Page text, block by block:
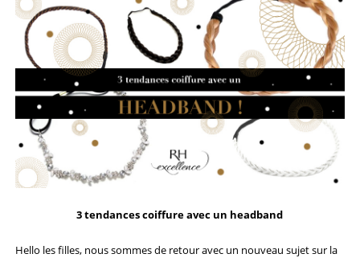
3 tendances coiffure avec un headband
Hello les filles, nous sommes de retour avec un nouveau sujet sur la